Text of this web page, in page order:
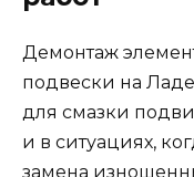
Демонтаж
подвески на
для смазки
и в ситуациях,
замена